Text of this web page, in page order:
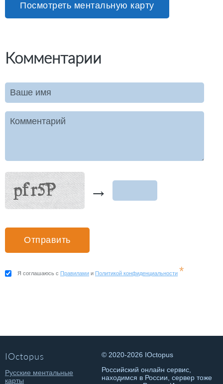
Посмотреть ментальную карту
Комментарии
Ваше имя
Комментарий
→
Я соглашаюсь с Правилами и Политикой конфиденциальности *
IOctopus
Русские ментальные
карты
© 2020-2026 IOctopus
Российский онлайн сервис,
находимся в России, сервер тоже